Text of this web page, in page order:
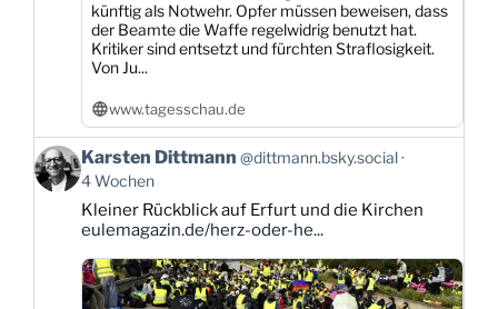
künftig als Notwehr. Opfer müssen beweisen, dass
der Beamte die Waffe regelwidrig benutzt hat.
Kritiker sind entsetzt und fürchten Straflosigkeit.
Von Ju...
www.tagesschau.de
Beitrag
von
Karsten
Dittmann
Bluesky
ansehen
Karsten Dittmann @dittmann.bsky.social
4 Wochen
Kleiner Rückblick auf Erfurt und die Kirchen
eulemagazin.de/herz-oder-he...